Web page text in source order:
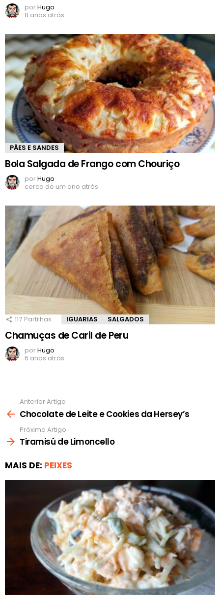
porHugo
8 anos atrás
PÃES E SANDES
Bola Salgada de Frango com Chouriço
porHugo
cerca de um ano atrás
117 Partilhas IGUARIAS SALGADOS
Chamuças de Caril de Peru
porHugo
6 anos atrás
mais
Anterior Artigo
Chocolate de Leite e Cookies da Hersey’s
Próximo Artigo
Tiramisú de Limoncello
MAIS DE: PEIXES